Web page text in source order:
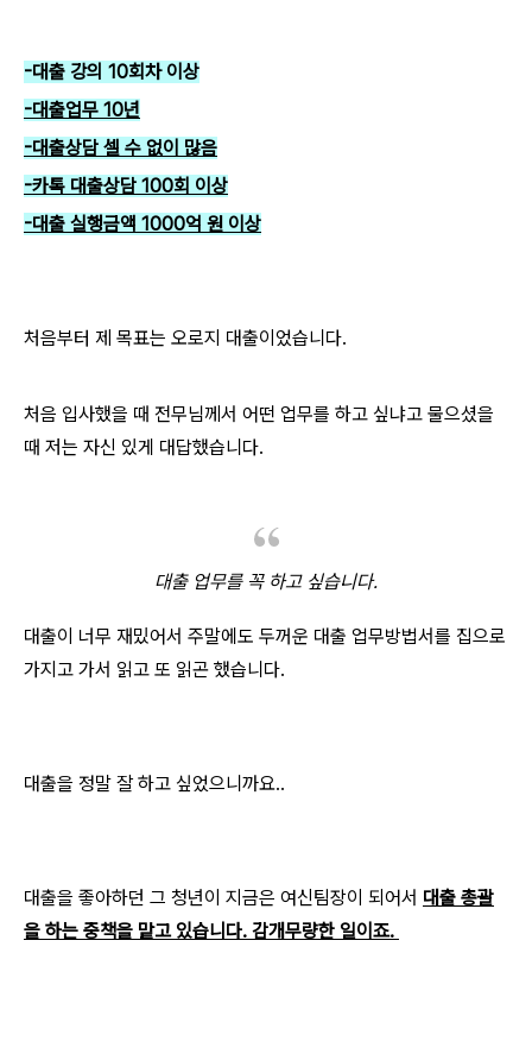
-대출 강의 10회차 이상
-대출업무 10년
-대출상담 셀 수 없이 많음
-카톡 대출상담 100회 이상
-대출 실행금액 1000억 원 이상
​처음부터 제 목표는 오로지 대출이었습니다.
처음 입사했을 때 전무님께서 어떤 업무를 하고 싶냐고 물으셨을
때 저는 자신 있게 대답했습니다.
대출 업무를 꼭 하고 싶습니다.
대출이 너무 재밌어서 주말에도 두꺼운 대출 업무방법서를 집으로
가지고 가서 읽고 또 읽곤 했습니다.
대출을 정말 잘 하고 싶었으니까요..
대출을 좋아하던 그 청년이 지금은 여신팀장이 되어서 대출 총괄
을 하는 중책을 맡고 있습니다. 감개무량한 일이죠. ​